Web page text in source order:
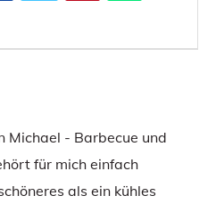
Michael - Barbecue und
für mich einfach
als ein kühles